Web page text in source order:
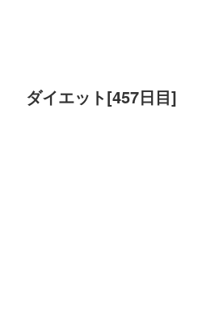
ダイエット[457日目]